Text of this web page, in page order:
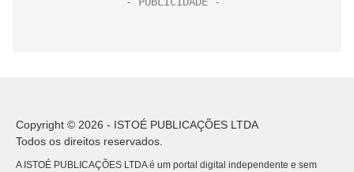
Copyright © 2026 - ISTOÉ PUBLICAÇÕES LTDA
Todos os direitos reservados.
A ISTOÉ PUBLICAÇÕES LTDA é um portal digital independente e sem